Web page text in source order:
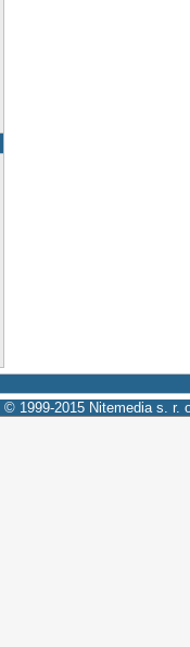
© 1999-2015 Nitemedia s. r.